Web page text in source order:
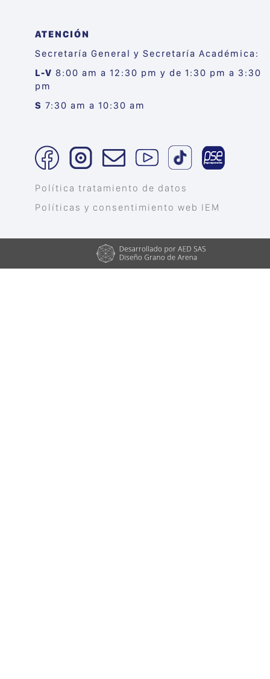
ATENCIÓN
Secretaría General y Secretaría Académica:
L-V 8:00 am a 12:30 pm y de 1:30 pm a 3:30
pm
S7:30 am a 10:30 am
Política tratamiento de datos
Políticas y consentimiento web IEM